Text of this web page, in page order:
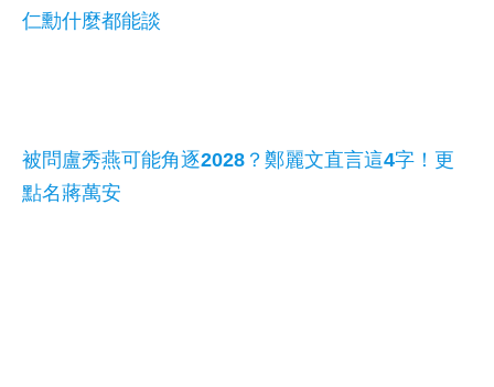
仁勳什麼都能談
被問盧秀燕可能角逐2028？鄭麗文直言這4字！更
點名蔣萬安